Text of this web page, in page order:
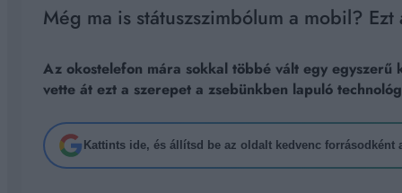
Még ma is státuszszimbólum a mobil?
Az okostelefon mára sokkal többé vált egy
vette át ezt a szerepet a zsebünkben lapuló
Kattints ide, és állítsd be az oldalt kedvenc forrásodként